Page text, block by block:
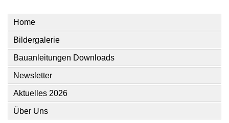
Home
Bildergalerie
Bauanleitungen Downloads
Newsletter
Aktuelles 2026
Über Uns